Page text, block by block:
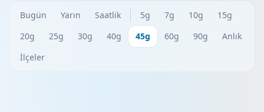
Bugün Yarın Saatlik 5g 7g 10g
15g
20g
25g 30g 40g 45g 60g 90g
Anlık
İlçeler